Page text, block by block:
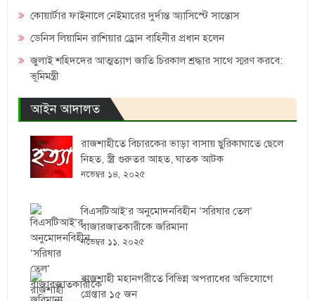
কোয়ার্টার ফাইনালে নেইমারের দুর্দান্ত অ্যাসিস্টে সান্তোস
ডেনিস লিয়ামিন রাশিয়ার ড্রোন বাহিনীর প্রধান হলেন
জুলাই শহিদদের আত্মত্যাগ জাতি চিরকাল শ্রদ্ধার সাথে স্মরণ করবে:
ভূমিমন্ত্রী
আইন আদালত
রাজশাহীতে বিচারকের ভাড়া বাসায় ছুরিকাঘাতে ছেলে
নিহত, স্ত্রী গুরুতর আহত, ঘাতক আটক
নভেম্বর ১৪, ২০২৫
বিএসটিআই’র অনুমোদনবিহীন ‘সরিষার তেল’
বাজারজাতকারীকে জরিমানা
নভেম্বর ১১, ২০২৫
রাজশাহী মহানগরীতে বিভিন্ন অপরাধের অভিযোগে
গ্রেপ্তার ১৫ জন